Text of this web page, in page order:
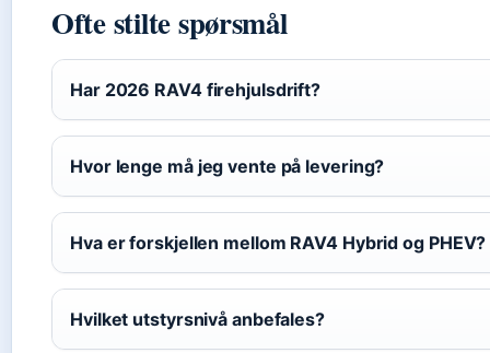
Ofte stilte spørsmål
Har 2026 RAV4 firehjulsdrift?
Hvor lenge må jeg vente på levering?
Hva er forskjellen mellom RAV4 Hybrid og PHEV?
Hvilket utstyrsnivå anbefales?